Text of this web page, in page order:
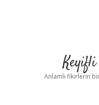
Anlamlı fikirlerin